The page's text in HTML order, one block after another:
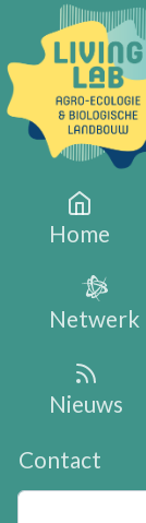
Overslaan en naar
Home
Netwerk
Nieuws
Contact
Zoeken